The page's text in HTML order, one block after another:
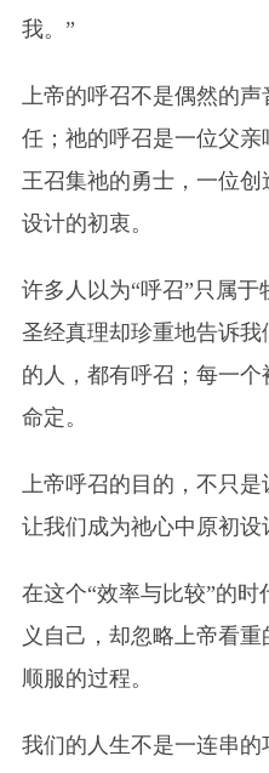
我。”
上帝的呼召不是偶然的
任；祂的呼召是一位父
王召集祂的勇士，一位创
设计的初衷。
许多人以为“呼召”只属
圣经真理却珍重地告诉
的人，都有呼召；每一
命定。
上帝呼召的目的，不只
让我们成为祂心中原初设
在这个“效率与比较”的时
义自己，却忽略上帝看
顺服的过程。
我们的人生不是一连串